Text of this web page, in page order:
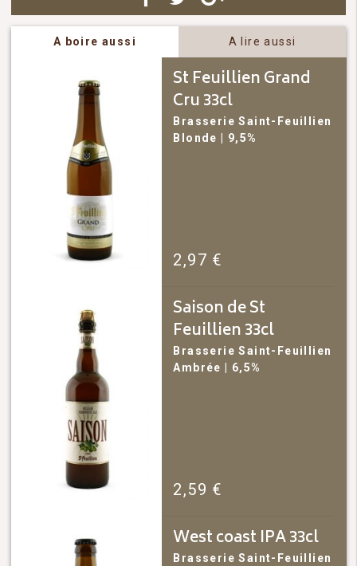
A boire aussi A lire aussi
St Feuillien Grand
Cru 33cl
Brasserie Saint-Feuillien
Blonde
| 9,5%
2,97 €
Saison de St
Feuillien 33cl
Brasserie Saint-Feuillien
Ambrée
| 6,5%
2,59 €
West coast IPA 33cl
Brasserie Saint-Feuillien